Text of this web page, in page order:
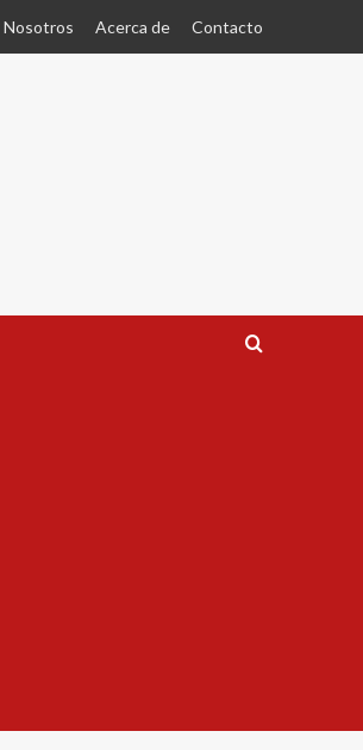
Nosotros Acerca de Contacto